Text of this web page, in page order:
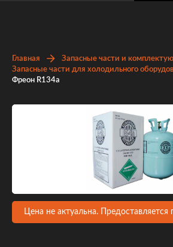
Главная
Запасные части и
Запасные части для холодильного
Фреон R134a
Цена не актуальна. Предоставляется